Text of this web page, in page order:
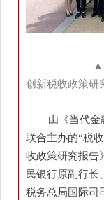
▲
创新税收政策研
由《当代金
联合主办的“税
收政策研究报告
民银行原副行长
税务总局国际司